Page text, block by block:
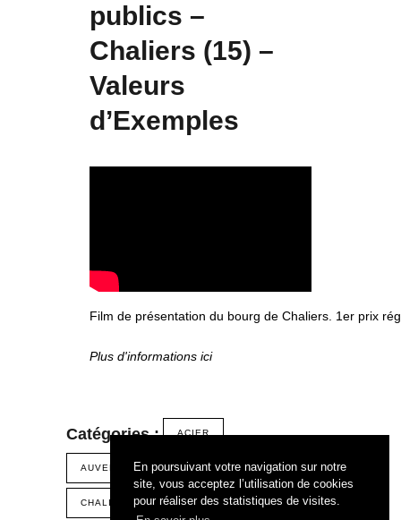
En poursuivant votre navigation sur notre
site, vous acceptez l’utilisation de cookies
pour réaliser des statistiques de visites.
publics –
Chaliers (15) –
Valeurs
d’Exemples
Film de présentation du bourg de Chaliers. 1er prix
Plus d'informations ici
Catégories : ACIER
AUVERGNE - RHÔNE ALPES CANTAL
CHALIERS PIERRES